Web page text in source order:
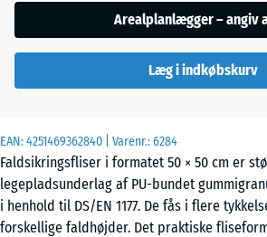
EAN:4251469362840 | Varenr.:6284
Faldsikringsfliser i formatet 50 × 50 cm er
legepladsunderlag af PU-bundet
i henhold til DS/EN 1177. De fås i flere
forskellige faldhøjder. Det praktiske
produktdataene).
x
x 4
cm
50
Arealplanlægger – angiv
Læg i indkøbskurv